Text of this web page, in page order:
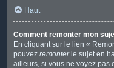
Haut
Comment remonter mon
En cliquant sur le lien «
pouvez remonterle sujet en
ailleurs, si vous ne voyez pas